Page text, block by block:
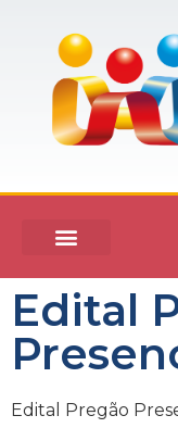
Edital
Edital Pregão